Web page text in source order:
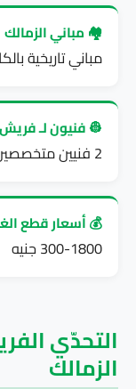
🏘️ مباني الزمالك
مباني تاريخية بالكامل
👷 فنيون لـ
2 فنيين متخصصين في الزمالك
💰 أسعار قطع
300-1800 جنيه
التحدّي
الزمالك